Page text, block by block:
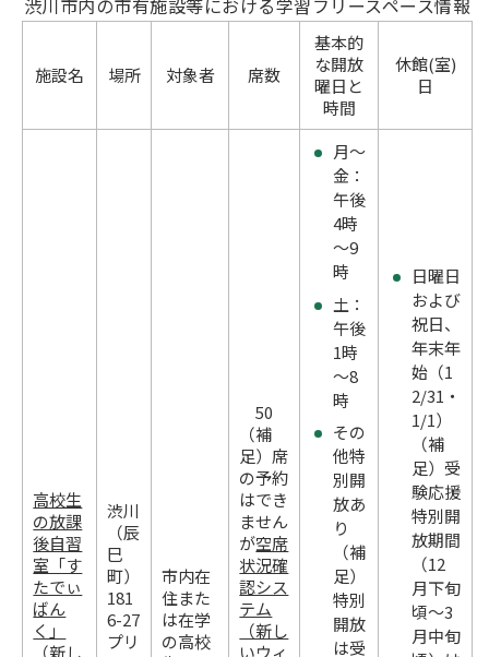
渋川市内の市有施設等における学習フリースペース情報
施設名 場所 対象者 席数
基本的
な開放
曜日と
時間
休館(室)
日
高校生
の放課
後自習
室「す
たでぃ
ばん
く」
（新し
渋川
（辰
巳
町）
181
6-27
プリ
市内在
住また
は在学
の高校
50
（補
足）席
の予約
はでき
ません
が空席
状況確
認シス
テム
（新し
いウィ
月～
金：
午後
4時
～9
時
土：
午後
1時
～8
時
その
他特
別開
放あ
り
（補
足）
特別
開放
は受
日曜日
および
祝日、
年末年
始（1
2/31・
1/1）
（補
足）受
験応援
特別開
放期間
（12
月下旬
頃～3
月中旬